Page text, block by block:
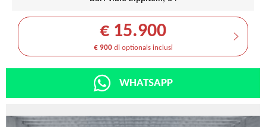
€ 15.900
€ 900di optionals inclusi
WHATSAPP